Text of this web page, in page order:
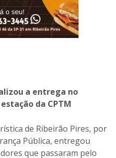
a entrega no
da CPTM
de Ribeirão Pires, por
Pública, entregou
que passaram pelo